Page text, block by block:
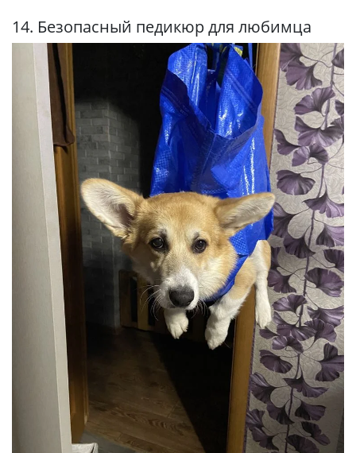
14. Безопасный педикюр для любимца